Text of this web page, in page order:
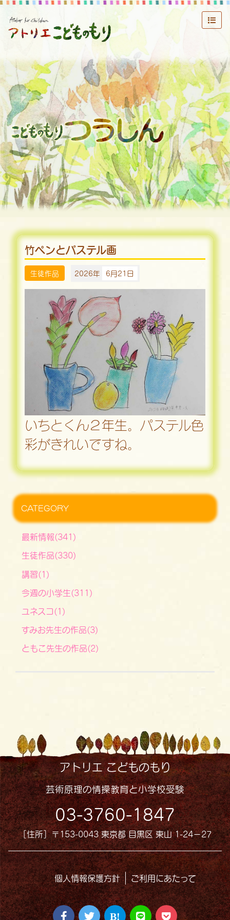
竹ペンとパステル画
生徒作品 2026年 6月21日
いちとくん２年生。パステル色
彩がきれいですね。
CATEGORY
最新情報(341)
生徒作品(330)
講習(1)
今週の小学生(311)
ユネスコ(1)
すみお先生の作品(3)
ともこ先生の作品(2)
アトリエ こどものもり
芸術原理の情操教育と小学校受験
03-3760-1847
［住所］〒153-0043 東京都 目黒区 東山 1-24−27
個人情報保護方針 ご利用にあたって